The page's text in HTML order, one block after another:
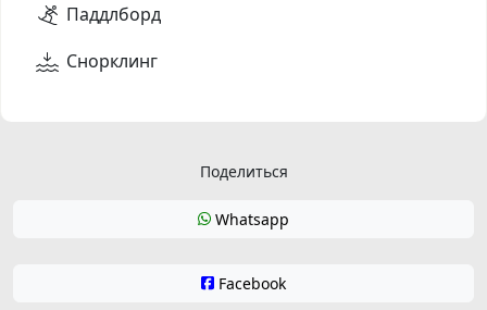
Паддлборд
Снорклинг
Поделиться
Whatsapp
Facebook